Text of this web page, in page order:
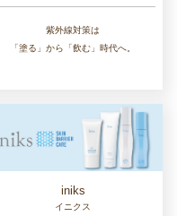
紫外線対策は
「塗る」から「飲む」時代へ。
iniks
イニクス